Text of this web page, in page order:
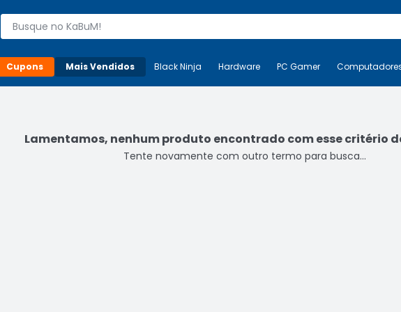
Buscar produtos
Cupons Mais Vendidos Mais-v- Black Ninja Hardware PC Gamer
Black Ninja Hardware PC Gamer
Lamentamos, nenhum produto encontrado com esse critério
Tente novamente com outro termo para busca...